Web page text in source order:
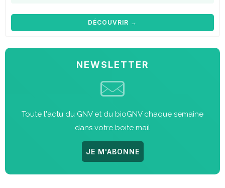
DÉCOUVRIR →
NEWSLETTER
Toute l'actu du GNV et du bioGNV chaque semaine
dans votre boite mail
JE M'ABONNE